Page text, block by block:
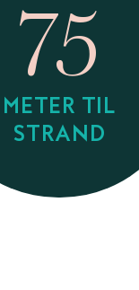
75
METER TIL
STRAND